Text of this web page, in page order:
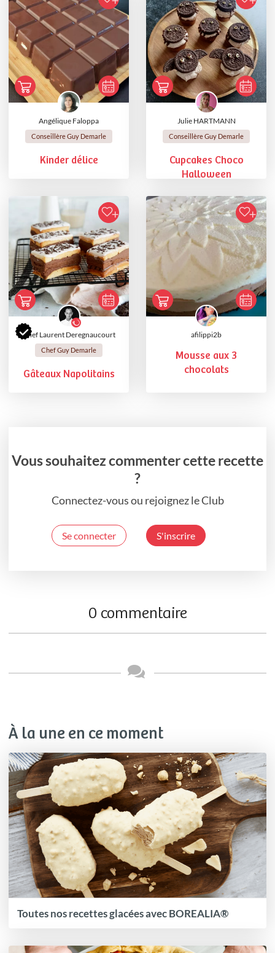
Angélique Faloppa
Conseillère Guy Demarle
Kinder délice
Julie HARTMANN
Conseillère Guy Demarle
Cupcakes Choco
Halloween
Chef Laurent Deregnaucourt
Chef Guy Demarle
Gâteaux Napolitains
afilippi2b
Mousse aux 3
chocolats
Vous souhaitez commenter cette recette
?
Connectez-vous ou rejoignez le Club
Se connecter S'inscrire
0 commentaire
À la une en ce moment
Toutes nos recettes glacées avec BOREALIA®